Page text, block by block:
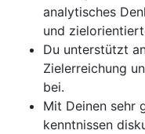
ana­ly­ti­sches
und
Du un­ter­stützt
Ziel­er­rei­chung
bei.
Mit Dei­nen sehr
kennt­nis­sen